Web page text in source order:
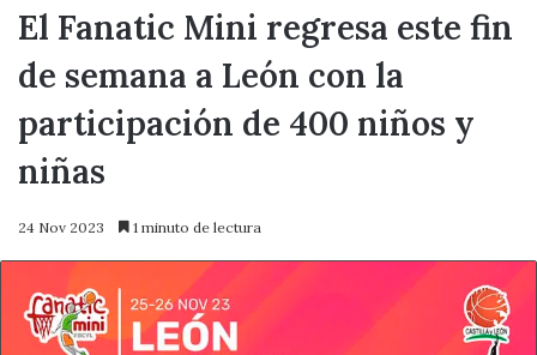
El Fanatic Mini regresa este fin
de semana a León con la
participación de 400 niños y
niñas
24 Nov 2023 1 minuto de lectura